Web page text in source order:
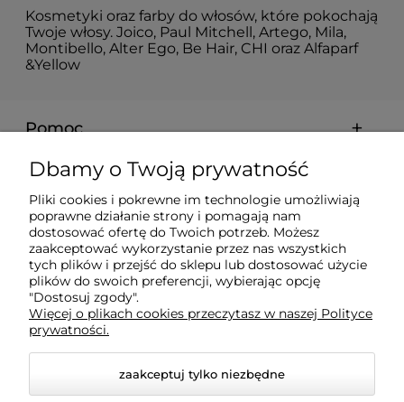
Kosmetyki oraz farby do włosów, które pokochają
Twoje włosy. Joico, Paul Mitchell, Artego, Mila,
Montibello, Alter Ego, Be Hair, CHI oraz Alfaparf
&Yellow
Pomoc
Moje konto
Płatności i dostawa
Informacje
O nas
Dbamy o Twoją prywatność
Pliki cookies i pokrewne im technologie umożliwiają
poprawne działanie strony i pomagają nam
dostosować ofertę do Twoich potrzeb. Możesz
zaakceptować wykorzystanie przez nas wszystkich
tych plików i przejść do sklepu lub dostosować użycie
plików do swoich preferencji, wybierając opcję
"Dostosuj zgody".
Więcej o plikach cookies przeczytasz w naszej Polityce
prywatności.
zaakceptuj tylko niezbędne